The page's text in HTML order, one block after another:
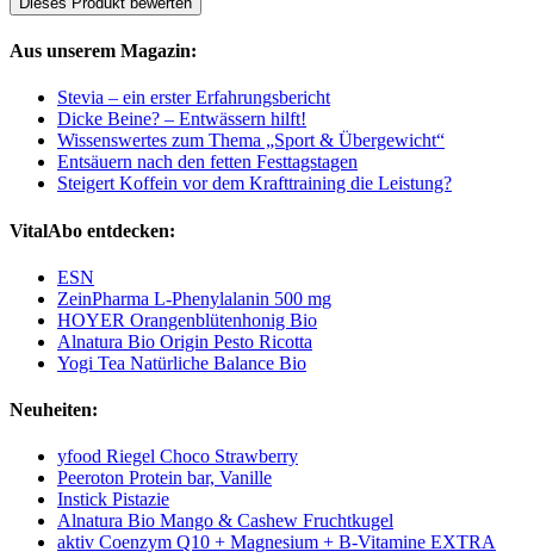
Aus unserem Magazin:
Stevia – ein erster Erfahrungsbericht
Dicke Beine? – Entwässern hilft!
Wissenswertes zum Thema „Sport & Übergewicht“
Entsäuern nach den fetten Festtagstagen
Steigert Koffein vor dem Krafttraining die Leistung?
VitalAbo entdecken:
ESN
ZeinPharma L-Phenylalanin 500 mg
HOYER Orangenblütenhonig Bio
Alnatura Bio Origin Pesto Ricotta
Yogi Tea Natürliche Balance Bio
Neuheiten:
yfood Riegel Choco Strawberry
Peeroton Protein bar, Vanille
Instick Pistazie
Alnatura Bio Mango & Cashew Fruchtkugel
aktiv Coenzym Q10 + Magnesium + B-Vitamine EXTRA